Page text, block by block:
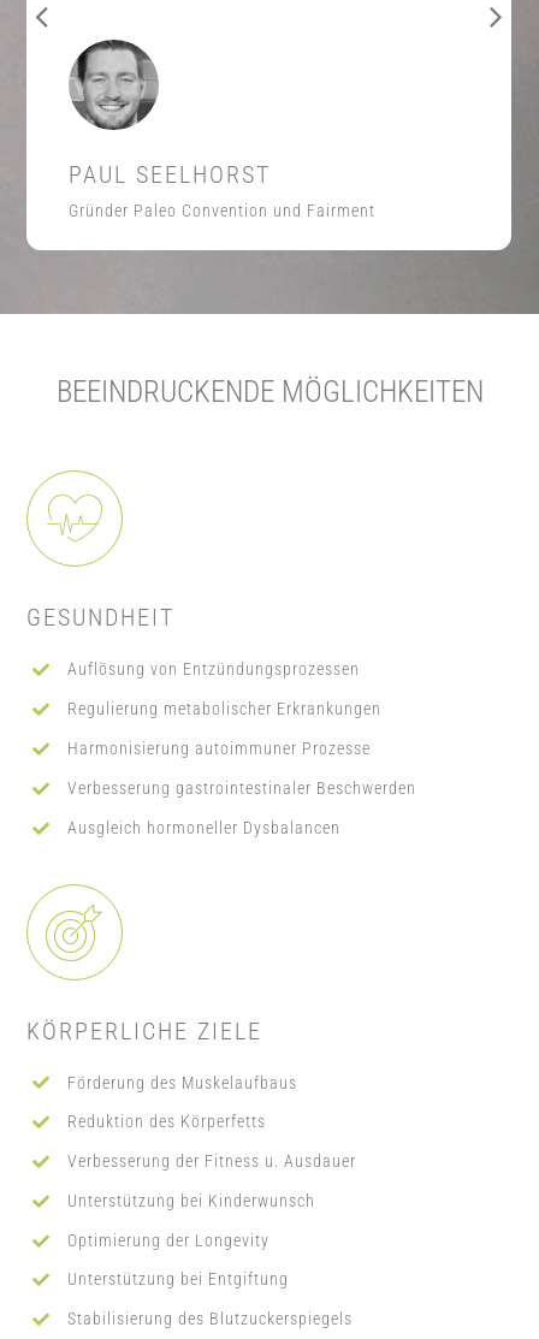
PAUL SEELHORST
Gründer Paleo Convention und Fairment
BEEINDRUCKENDE MÖGLICHKEITEN
GESUNDHEIT
Auflösung von Entzündungsprozessen
Regulierung metabolischer Erkrankungen
Harmonisierung autoimmuner Prozesse
Verbesserung gastrointestinaler Beschwerden
Ausgleich hormoneller Dysbalancen
KÖRPERLICHE ZIELE
Förderung des Muskelaufbaus
Reduktion des Körperfetts
Verbesserung der Fitness u. Ausdauer
Unterstützung bei Kinderwunsch
Optimierung der Longevity
Unterstützung bei Entgiftung
Stabilisierung des Blutzuckerspiegels